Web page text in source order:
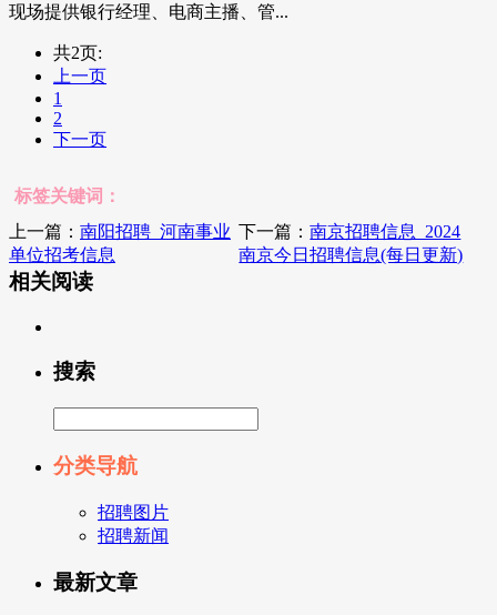
现场提供银行经理、电商主播、管...
共2页:
上一页
1
2
下一页
标签关键词：
上一篇： 南阳招聘_河南事业
单位招考信息
下一篇：南京招聘信息_2024
南京今日招聘信息(每日更新)
相关阅读
搜索
分类导航
招聘图片
招聘新闻
最新文章